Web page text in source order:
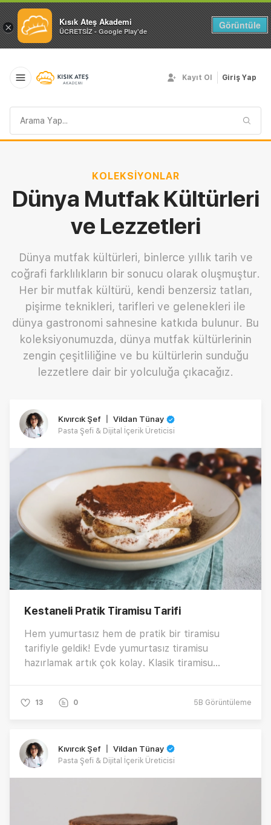
× Kısık Ateş Akademi
ÜCRETSİZ - Google Play'de
Görüntüle
sorgusu
Kayıt Ol Giriş Yap
KOLEKSIYONLAR
Dünya Mutfak Kültürleri
ve Lezzetleri
Dünya mutfak kültürleri, binlerce yıllık tarih ve
coğrafi farklılıkların bir sonucu olarak oluşmuştur.
Her bir mutfak kültürü, kendi benzersiz tatları,
pişirme teknikleri, tarifleri ve gelenekleri ile
dünya gastronomi sahnesine katkıda bulunur. Bu
koleksiyonumuzda, dünya mutfak kültürlerinin
zengin çeşitliliğine ve bu kültürlerin sunduğu
lezzetlere dair bir yolculuğa çıkacağız.
Kıvırcık Şef 〡 Vildan Tünay
Pasta Şefi & Dijital İçerik Üreticisi
Kestaneli Pratik Tiramisu Tarifi
Hem yumurtasız hem de pratik bir tiramisu
tarifiyle geldik! Evde yumurtasız tiramisu
hazırlamak artık çok kolay. Klasik tiramisu
dokusuyla hazırlanıyor. Üstelik içine eklenen
lezzetini yumurtasız olarak denemek isteyenler
için ideal bu tarif, adım adım uygulandığında
pratik ve enfes bir sonuç sunuyor. İşte tüm
13 0 5B Görüntüleme
Kıvırcık Şef 〡 Vildan Tünay
Pasta Şefi & Dijital İçerik Üreticisi